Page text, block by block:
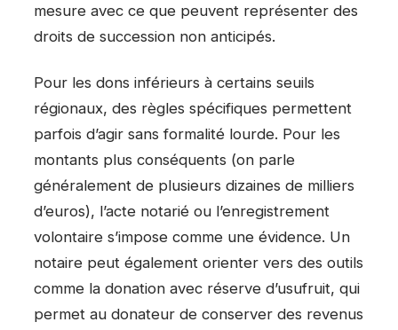
mesure avec ce que peuvent représenter des
droits de succession non anticipés.
Pour les dons inférieurs à certains seuils
régionaux, des règles spécifiques permettent
parfois d’agir sans formalité lourde. Pour les
montants plus conséquents (on parle
généralement de plusieurs dizaines de milliers
d’euros), l’acte notarié ou l’enregistrement
volontaire s’impose comme une évidence. Un
notaire peut également orienter vers des outils
comme la donation avec réserve d’usufruit, qui
permet au donateur de conserver des revenus